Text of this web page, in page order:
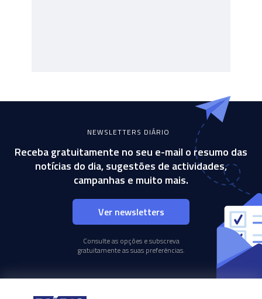
NEWSLETTERS DIÁRIO
Receba gratuitamente no seu e-mail o resumo das
notícias do dia, sugestões de actividades,
campanhas e muito mais.
Ver newsletters
Consulte as opções e subscreva
gratuitamente as suas preferências.